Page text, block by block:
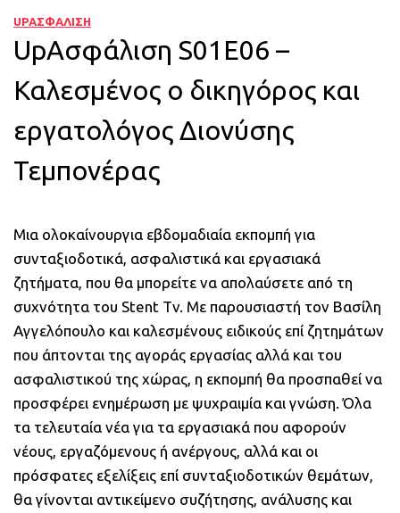
UPΑΣΦΑΛΙΣΗ
UpΑσφάλιση S01E06 –
Καλεσμένος ο δικηγόρος και
εργατολόγος Διονύσης
Τεμπονέρας
Μια ολοκαίνουργια εβδομαδιαία εκπομπή για
συνταξιοδοτικά, ασφαλιστικά και εργασιακά
ζητήματα, που θα μπορείτε να απολαύσετε από τη
συχνότητα του Stent Tv. Με παρουσιαστή τον Βασίλη
Αγγελόπουλο και καλεσμένους ειδικούς επί ζητημάτων
που άπτονται της αγοράς εργασίας αλλά και του
ασφαλιστικού της χώρας, η εκπομπή θα προσπαθεί να
προσφέρει ενημέρωση με ψυχραιμία και γνώση. Όλα
τα τελευταία νέα για τα εργασιακά που αφορούν
νέους, εργαζόμενους ή ανέργους, αλλά και οι
πρόσφατες εξελίξεις επί συνταξιοδοτικών θεμάτων,
θα γίνονται αντικείμενο συζήτησης, ανάλυσης και